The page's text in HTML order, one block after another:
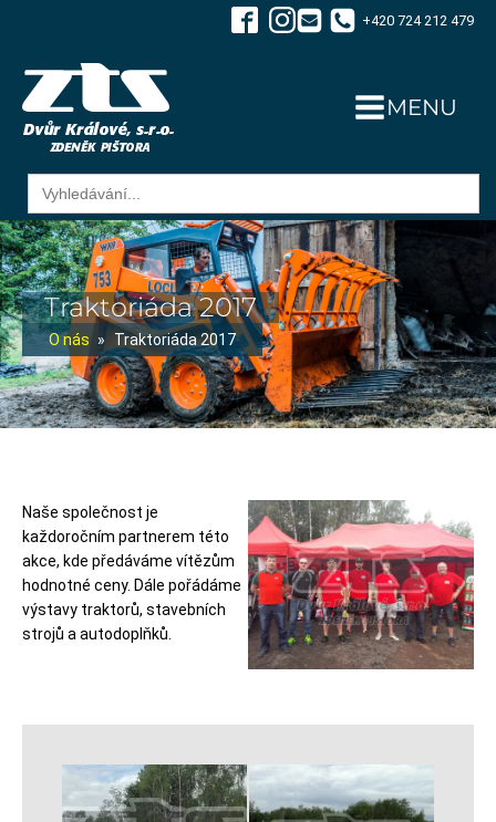
+420 724 212 479
MENU
Search
for:
Traktoriáda 2017
O nás » Traktoriáda 2017
Naše společnost je
každoročním partnerem této
akce, kde předáváme vítězům
hodnotné ceny. Dále pořádáme
výstavy traktorů, stavebních
strojů a autodoplňků.